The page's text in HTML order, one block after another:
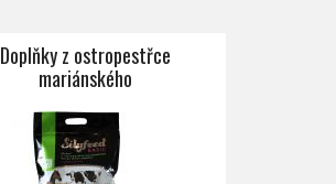
Doplňky z ostropestřce
mariánského